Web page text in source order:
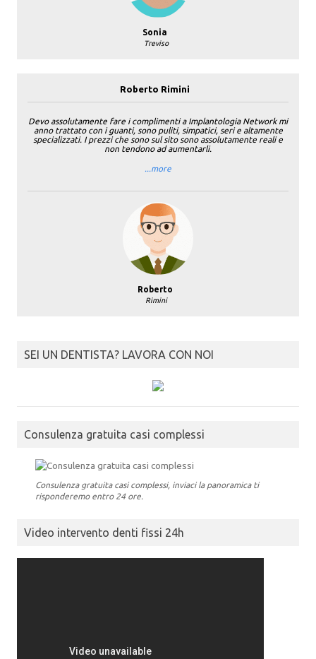
Sonia
Treviso
Roberto Rimini
Devo assolutamente fare i complimenti a Implantologia Network mi
anno trattato con i guanti, sono puliti, simpatici, seri e altamente
specializzati. I prezzi che sono sul sito sono assolutamente reali e
non tendono ad aumentarli.
...more
Roberto
Rimini
SEI UN DENTISTA? LAVORA CON NOI
Consulenza gratuita casi complessi
Consulenza gratuita casi complessi, inviaci la panoramica ti
risponderemo entro 24 ore.
Video intervento denti fissi 24h